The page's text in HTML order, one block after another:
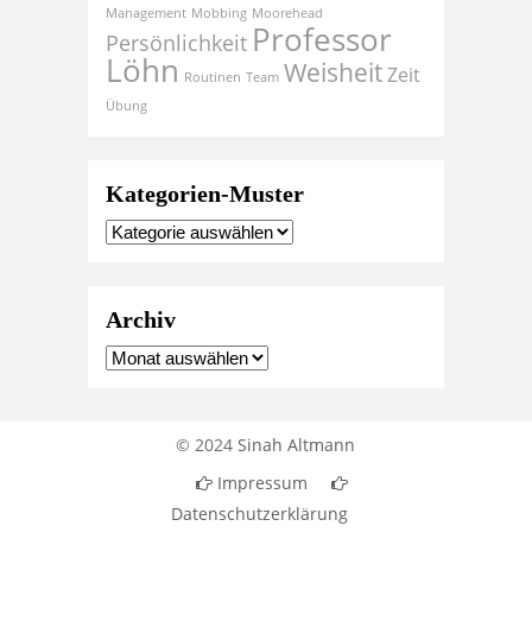
Management Mobbing Moorehead
Persönlichkeit Professor
Löhn Routinen Team WeisheitZeit
Übung
Kategorien-Muster
Archiv
© 2024Sinah Altmann
Impressum
Datenschutzerklärung